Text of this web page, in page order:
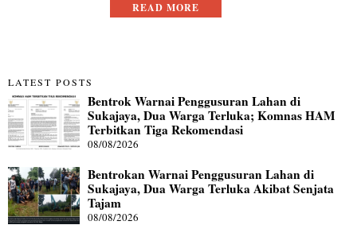
READ MORE
LATEST POSTS
Bentrok Warnai Penggusuran Lahan di
Sukajaya, Dua Warga Terluka; Komnas HAM
Terbitkan Tiga Rekomendasi
08/08/2026
Bentrokan Warnai Penggusuran Lahan di
Sukajaya, Dua Warga Terluka Akibat Senjata
Tajam
08/08/2026